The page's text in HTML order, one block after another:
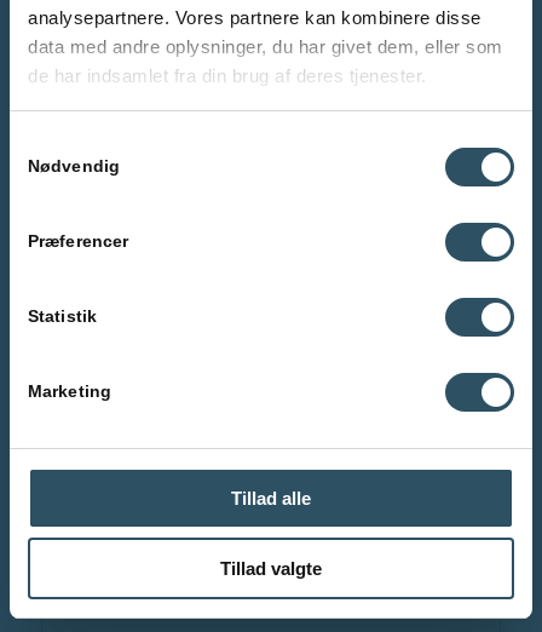
analysepartnere. Vores partnere kan kombinere disse
data med andre oplysninger, du har givet dem, eller som
de har indsamlet fra din brug af deres tjenester.
Nødvendig
Præferencer
Statistik
Marketing
Tillad alle
Tillad valgte